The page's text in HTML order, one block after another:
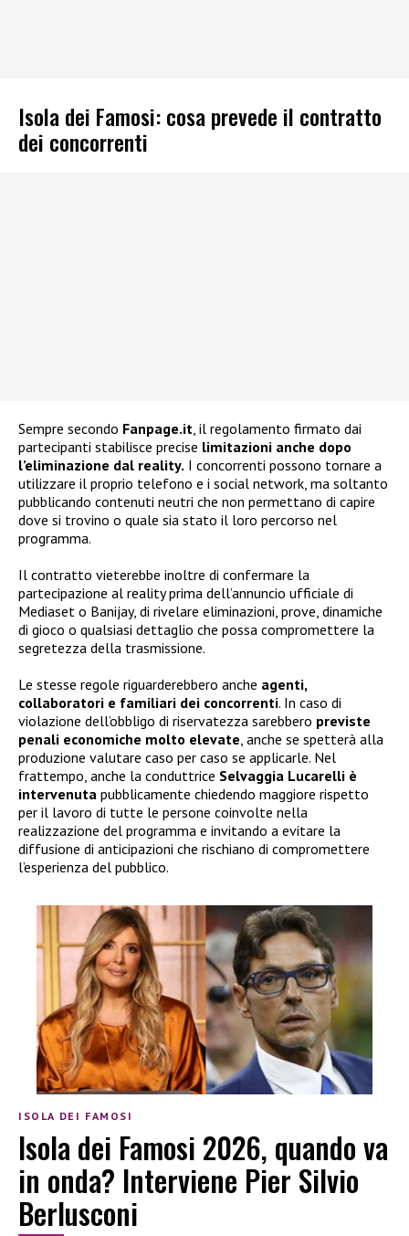
Isola dei Famosi: cosa prevede il contratto
dei concorrenti
Sempre secondo Fanpage.it , il regolamento firmato dai
partecipanti stabilisce precise limitazioni anche dopo
l’eliminazione dal reality. I concorrenti possono tornare a
utilizzare il proprio telefono e i social network, ma soltanto
pubblicando contenuti neutri che non permettano di capire
dove si trovino o quale sia stato il loro percorso nel
programma.
Il contratto vieterebbe inoltre di confermare la
partecipazione al reality prima dell’annuncio ufficiale di
Mediaset o Banijay, di rivelare eliminazioni, prove, dinamiche
di gioco o qualsiasi dettaglio che possa compromettere la
segretezza della trasmissione.
Le stesse regole riguarderebbero anche agenti,
collaboratori e familiari dei concorrenti. In caso di
violazione dell’obbligo di riservatezza sarebbero previste
penali economiche molto elevate , anche se spetterà alla
produzione valutare caso per caso se applicarle. Nel
frattempo, anche la conduttrice Selvaggia Lucarelli è
intervenuta pubblicamente chiedendo maggiore rispetto
per il lavoro di tutte le persone coinvolte nella
realizzazione del programma e invitando a evitare la
diffusione di anticipazioni che rischiano di compromettere
l’esperienza del pubblico.
ISOLA DEI FAMOSI
Isola dei Famosi 2026, quando va
in onda? Interviene Pier Silvio
Berlusconi